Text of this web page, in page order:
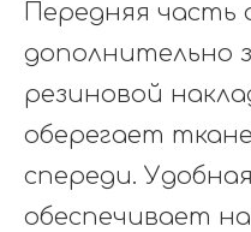
Передняя часть
дополнительно
резиновой
оберегает
спереди.
обеспечивает